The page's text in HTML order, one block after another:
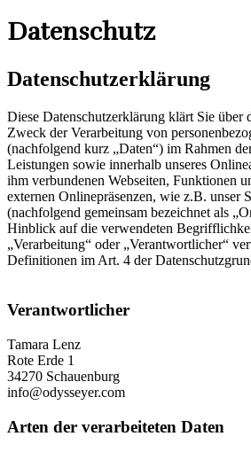
Datenschutz
Datenschutzerklärung
Diese Datenschutzerklärung klärt Sie über
Zweck der Verarbeitung von
(nachfolgend kurz „Daten“) im Rahmen
Leistungen sowie innerhalb unseres
ihm verbundenen Webseiten, Funktionen
externen Onlinepräsenzen, wie z.B. unser
(nachfolgend gemeinsam bezeichnet als
Hinblick auf die verwendeten
„Verarbeitung“ oder „Verantwortlicher“
Definitionen im Art. 4 der
Verantwortlicher
Tamara Lenz
Rote Erde 1
34270 Schauenburg
info@odysseyer.com
Arten der verarbeiteten Daten